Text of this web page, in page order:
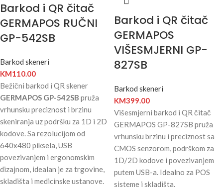
Barkod i QR čitač
GERMAPOS RUČNI
GP-542SB
Barkod skeneri
KM110.00
Bežični barkod i QR skener
GERMAPOS GP-542SB pruža
vrhunsku preciznost i brzinu
skeniranja uz podršku za 1D i 2D
kodove. Sa rezolucijom od
640x480 piksela, USB
povezivanjem i ergonomskim
dizajnom, idealan je za trgovine,
skladišta i medicinske ustanove.
Barkod i QR čitač
GERMAPOS
VIŠESMJERNI GP-
827SB
Barkod skeneri
KM399.00
Višesmjerni barkod i QR čitač
GERMAPOS GP-827SB pruža
vrhunsku brzinu i preciznost sa
CMOS senzorom, podrškom za
1D/2D kodove i povezivanjem
putem USB-a. Idealno za POS
sisteme i skladišta.